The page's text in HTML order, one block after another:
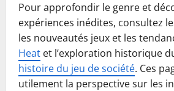
Pour approfondir le genre et
expériences inédites, consultez
les nouveautés jeux et les
Heat et l’exploration historique
histoire du jeu de société. Ces
utilement la perspective sur les